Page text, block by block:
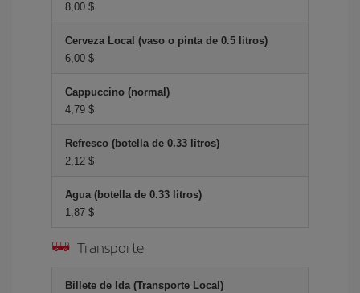
8,00 $
Cerveza Local (vaso o pinta de 0.5 litros)
6,00 $
Cappuccino (normal)
4,79 $
Refresco (botella de 0.33 litros)
2,12 $
Agua (botella de 0.33 litros)
1,87 $
Transporte
Billete de Ida (Transporte Local)